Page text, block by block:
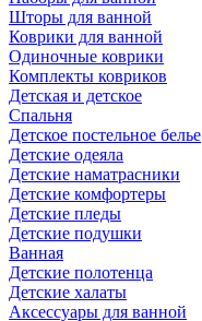
Шторы для ванной
Коврики для ванной
Одиночные коврики
Комплекты ковриков
Детская и детское
Спальня
Детское постельное белье
Детские одеяла
Детские наматрасники
Детские комфортеры
Детские пледы
Детские подушки
Ванная
Детские полотенца
Детские халаты
Аксессуары для ванной